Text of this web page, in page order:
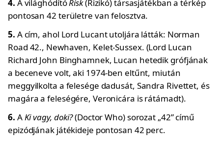
4. A világhódítóRisk(Rizikó) társasjátékban a térkép
pontosan 42 területre van felosztva.
5. A cím, ahol Lord Lucant utoljára látták: Norman
Road 42., Newhaven, Kelet-Sussex. (Lord Lucan
Richard John Binghamnek, Lucan hetedik grófjának
a beceneve volt, aki 1974-ben eltűnt, miután
meggyilkolta a felesége dadusát, Sandra Rivettet, és
magára a feleségére, Veronicára is rátámadt).
6. AKi vagy, doki?(Doctor Who) sorozat „42” című
epizódjának játékideje pontosan 42 perc.